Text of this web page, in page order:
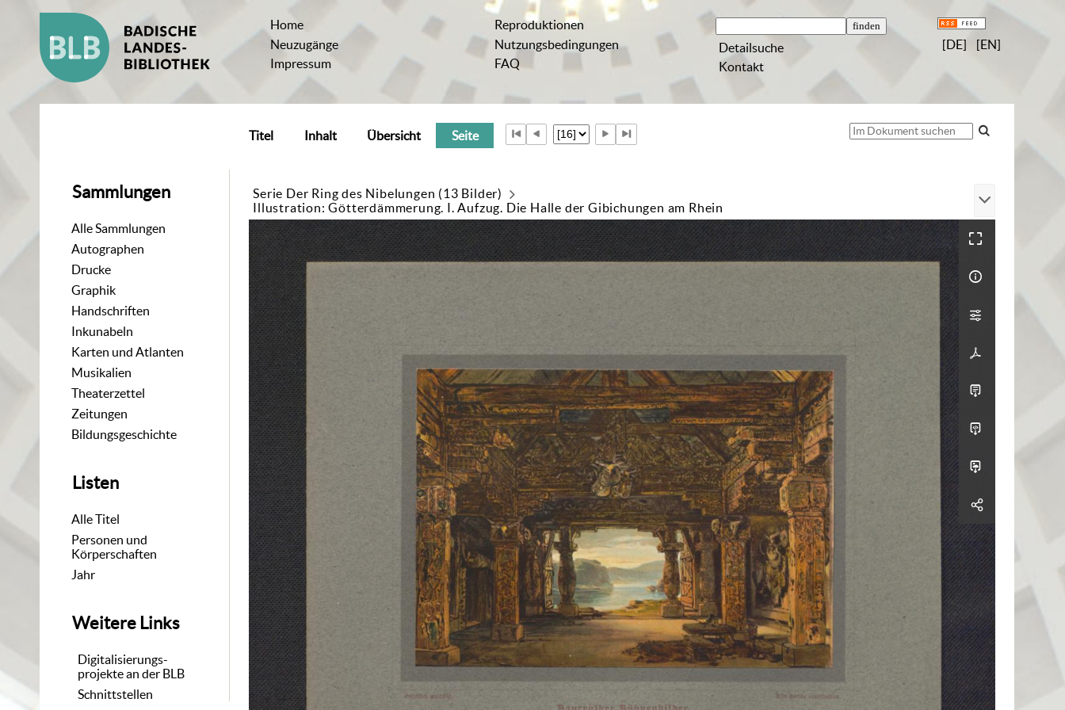
Home
Neuzugänge
Impressum
Reproduktionen
Nutzungsbedingungen
FAQ
Detailsuche
Kontakt
[DE] [EN]
Sammlungen
Alle Sammlungen
Autographen
Drucke
Graphik
Handschriften
Inkunabeln
Karten und Atlanten
Musikalien
Theaterzettel
Zeitungen
Bildungsgeschichte
Listen
Alle Titel
Personen und
Körperschaften
Jahr
Weitere Links
Digitalisierungs-
projekte an der BLB
Schnittstellen
Titel Inhalt Übersicht Seite
Serie Der Ring des Nibelungen (13 Bilder)
Illustration: Götterdämmerung. I. Aufzug. Die Halle der Gibichungen am Rhein